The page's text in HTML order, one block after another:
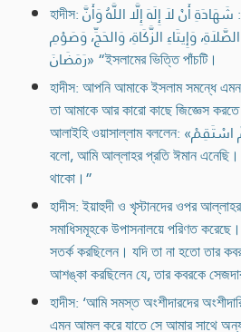
হাদীস: بُنِيَ الإِسْلاَمُ عَلَى خَمْسٍ: شَهَادَةِ أَنْ لاَ إِلَهَ إِلَّا اللَّهُ وَأَنَّ
وَإِيتَاءِ الزَّكَاةِ، وَالحَجِّ، وَصَوْمِ
رَمَضَانَ» “ইসলামের ভিত্তি পাঁচটি।
হাদীস: আপনি আমাকে ইসলাম সমন্ধে
তা আমাকে আর কারো কাছে জিজ্ঞেস
আলাইহি ওয়াসাল্লাম বললেন: «قُلْ: آمَنْتُ بِاللهِ، ثُمَّ اسْتَقِمْ». “তুমি
বলো, আমি আল্লাহর প্রতি ঈমান এনেছি।
থাকো।”
হাদীস: ইয়াহুদী ও খৃস্টানদের ওপর
সমাধিসমূহকে উপাসনালয়ে পরিণত
সতর্ক করছিলেন। যদি তা না হতো তার
আশঙ্কা করছিলেন যে, তার কবরকে
হাদীস: ‘আমি সমস্ত অংশীদারদের
এমন আমল করে যাতে সে আমার সাথে